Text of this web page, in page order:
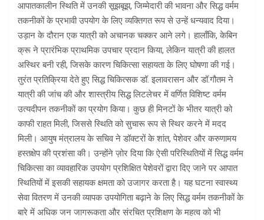
आपातकालीन स्थिति में उनकी सूझबूझ, जिम्मेदारी की भावना और सिद्ध वर्मम
तकनीकों के प्रभावी उपयोग के लिए व्यक्तिगत रूप से उन्हें धन्यवाद दिया।
उड़ान के दौरान एक यात्री को अचानक चक्कर आने लगे। हालाँकि, केबिन
क्रू ने प्रारंभिक प्राथमिक उपचार प्रदान किया, लेकिन यात्री की हालत
अस्थिर बनी रही, जिसके कारण चिकित्सा सहायता के लिए घोषणा की गई।
तुरंत प्रतिक्रिया देते हुए सिद्ध चिकित्सक डॉ. इलावरासन और डॉ.गौतम ने
यात्री की जांच की और शास्त्रीय सिद्ध लिटलेचर में वर्णित विशिष्ट वर्मम
उत्यदीपन तकनीकों का प्रयोग किया। कुछ ही मिनटों के भीतर यात्री को
काफी राहत मिली, जिससे स्थिति को सुचारू रूप से स्थिर करने में मदद
मिली। आयुष मंत्रालय के सचिव ने डॉक्टरों के शांत, पेशेवर और करुणामय
हस्तक्षेप की प्रशंसा की। उन्होंने ज़ोर दिया कि ऐसी परिस्थितियों में सिद्ध वर्मम
चिकित्सा का व्यावहारिक उपयोग प्रशिक्षित पेशेवरों द्वारा दिए जाने पर आपात
स्थितियों में इसकी सहायक क्षमता को उजागर करता है। यह घटना स्वास्थ्य
सेवा वितरण में उनकी व्यापक उपयोगिता बढ़ाने के लिए सिद्ध वर्मम तकनीकों के
बारे में अधिक जन जागरूकता और संरचित प्रशिक्षण के महत्व को भी